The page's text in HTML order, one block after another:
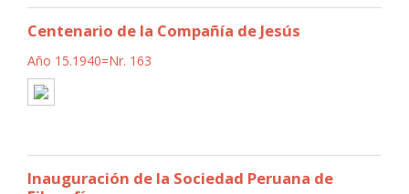
Centenario de la Compañía de Jesús
Año 15.1940=Nr. 163
Inauguración de la Sociedad Peruana de